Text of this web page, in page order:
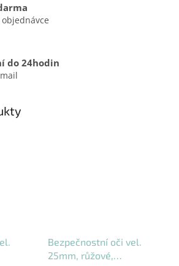
objednávce
do 24hodin
Bezpečnostní oči vel.
25mm, růžové,